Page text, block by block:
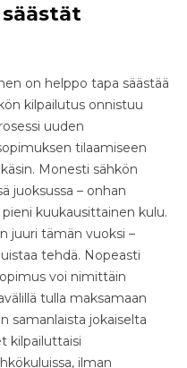
on helppo tapa säästää
kilpailutus onnistuu
uuden
tilaamiseen
Monesti sähkön
juoksussa – onhan
kuukausittainen kulu.
juuri tämän vuoksi –
tehdä. Nopeasti
voi nimittäin
tulla maksamaan
samanlaista jokaiselta
kilpailuttaisi
ilman